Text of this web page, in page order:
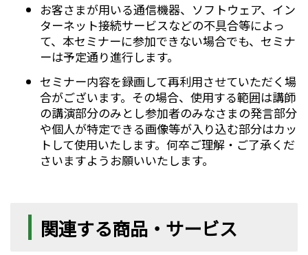
お客さまが用いる通信機器、ソフトウェア、イン
ターネット接続サービスなどの不具合等によっ
て、本セミナーに参加できない場合でも、セミナ
ーは予定通り進行します。
セミナー内容を録画して再利用させていただく場
合がございます。その場合、使用する範囲は講師
の講演部分のみとし参加者のみなさまの発言部分
や個人が特定できる画像等が入り込む部分はカッ
トして使用いたします。何卒ご理解・ご了承くだ
さいますようお願いいたします。
関連する商品・サービス